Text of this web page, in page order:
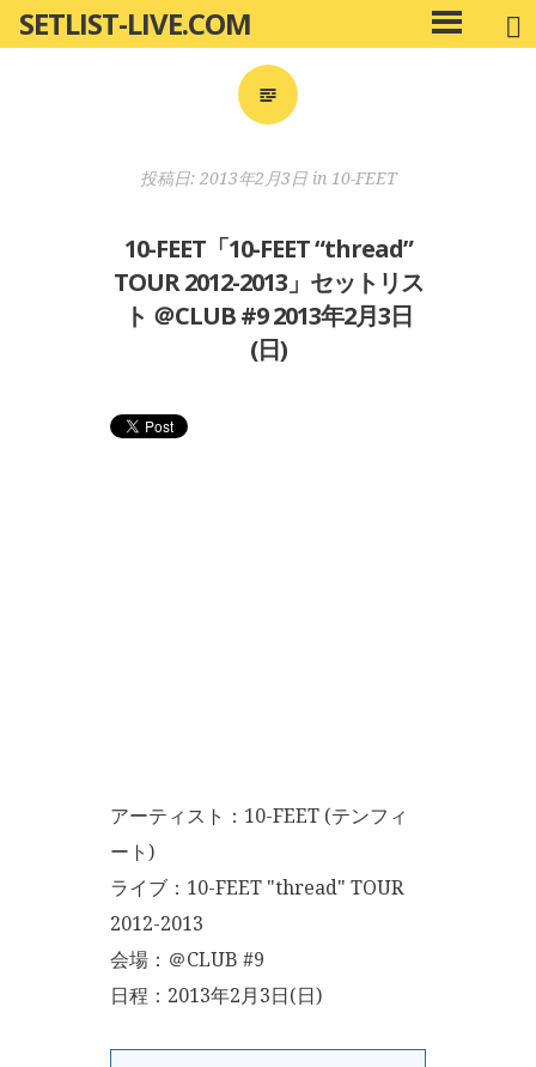
ン
SETLIST-LIVE.COM
メ
イ
投稿日: 2013年2月3日in 10-FEET
10-FEET「10-FEET “thread”
TOUR 2012-2013」セットリス
ト ＠CLUB #9 2013年2月3日
(日)
アーティスト：10-FEET (テンフィ
ート)
ライブ：10-FEET "thread" TOUR
2012-2013
会場：＠CLUB #9
日程：2013年2月3日(日)